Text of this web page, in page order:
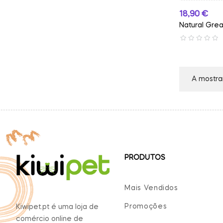
Preço
18,90 €
Natural
A
Kiwipet.pt é uma loja de
comércio online de
PRODUTOS
Mais Vendidos
Promoções